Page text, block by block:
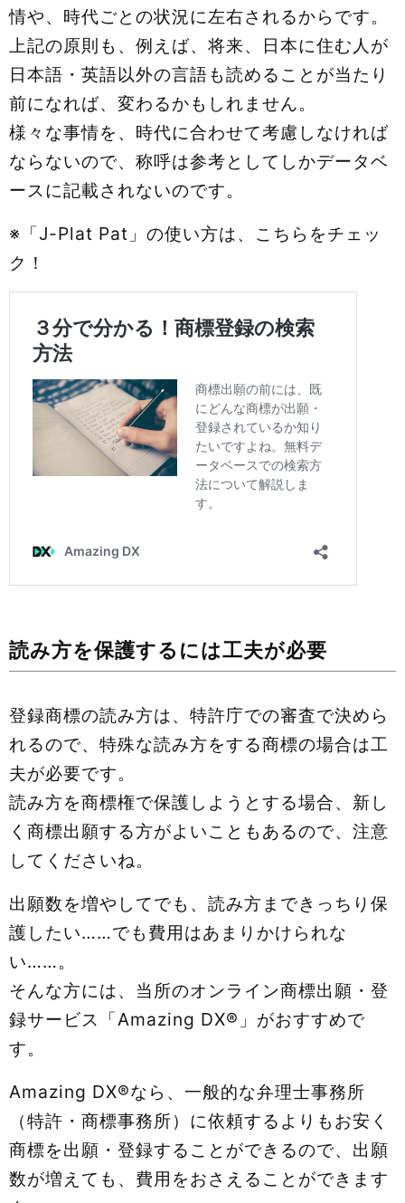
情や、時代ごとの状況に左右されるからです。
上記の原則も、例えば、将来、日本に住む人が
日本語・英語以外の言語も読めることが当たり
前になれば、変わるかもしれません。
様々な事情を、時代に合わせて考慮しなければ
ならないので、称呼は参考としてしかデータベ
ースに記載されないのです。
※「J-Plat Pat」の使い方は、こちらをチェッ
ク！
読み方を保護するには工夫が必要
登録商標の読み方は、特許庁での審査で決めら
れるので、特殊な読み方をする商標の場合は工
夫が必要です。
読み方を商標権で保護しようとする場合、新し
く商標出願する方がよいこともあるので、注意
してくださいね。
出願数を増やしてでも、読み方まできっちり保
護したい……でも費用はあまりかけられな
い……。
そんな方には、当所のオンライン商標出願・登
録サービス「Amazing DX®」がおすすめで
す。
Amazing DX®なら、一般的な弁理士事務所
（特許・商標事務所）に依頼するよりもお安く
商標を出願・登録することができるので、出願
数が増えても、費用をおさえることができます